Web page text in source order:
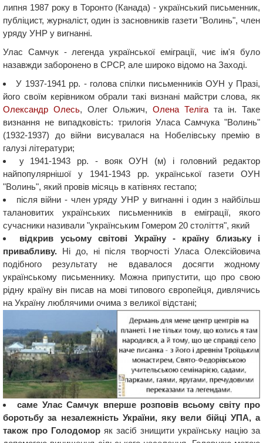
липня 1987 року в Торонто (Канада) - український письменник,
публіцист, журналіст, один із засновників газети "Волинь", член
уряду УНР у вигнанні.
Улас Самчук - легенда української еміграції, чиє ім'я було
назавжди заборонено в СРСР, але широко відомо на Заході.
У 1937-1941 рр. - голова спілки письменників ОУН у Празі,
його своїм керівником обрали такі визнані майстри слова, як
Олександр Олесь, Олег Ольжич, Олена Теліга та ін. Таке
визнання не випадковість: трилогія Уласа Самчука "Волинь"
(1932-1937) до війни висувалася на Нобелівську премію в
галузі літератури;
у 1941-1943 рр. - вояк ОУН (м) і головний редактор
найпопулярнішої у 1941-1943 рр. української газети ОУН
"Волинь", який провів місяць в катівнях гестапо;
після війни - член уряду УНР у вигнанні і один з найбільш
талановитих українських письменників в еміграції, якого
сучасники називали "українським Гомером 20 століття", який
відкрив усьому світові Україну - країну близьку і
привабливу. Ні до, ні після творчості Уласа Олексійовича
подібного результату не вдавалося досягти жодному
українському письменнику. Можна припустити, що про свою
рідну країну він писав на мові типового європейця, дивлячись
на Україну люблячими очима з великої відстані;
саме Улас Самчук вперше розповів всьому світу про
боротьбу за незалежність України, яку вели бійці УПА, а
також про Голодомор як засіб знищити українську націю за